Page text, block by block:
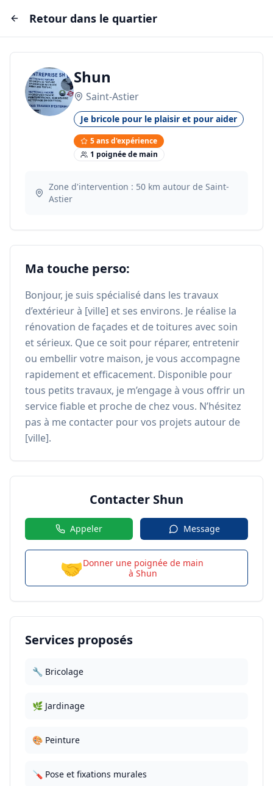
Retour dans le quartier
Shun
Saint-Astier
Je bricole pour le plaisir et pour aider
5ans d'expérience
1 poignéede main
Zone d'intervention : 50km autour de Saint-
Astier
Ma touche perso:
Bonjour, je suis spécialisé dans les travaux
d’extérieur à [ville] et ses environs. Je réalise la
rénovation de façades et de toitures avec soin
et sérieux. Que ce soit pour réparer, entretenir
ou embellir votre maison, je vous accompagne
rapidement et efficacement. Disponible pour
tous petits travaux, je m’engage à vous offrir un
service fiable et proche de chez vous. N’hésitez
pas à me contacter pour vos projets autour de
[ville].
Contacter Shun
Appeler Message
🤝Donner une poignée de main
à Shun
Services proposés
🔧 Bricolage
🌿 Jardinage
🎨 Peinture
🪛 Pose et fixations murales